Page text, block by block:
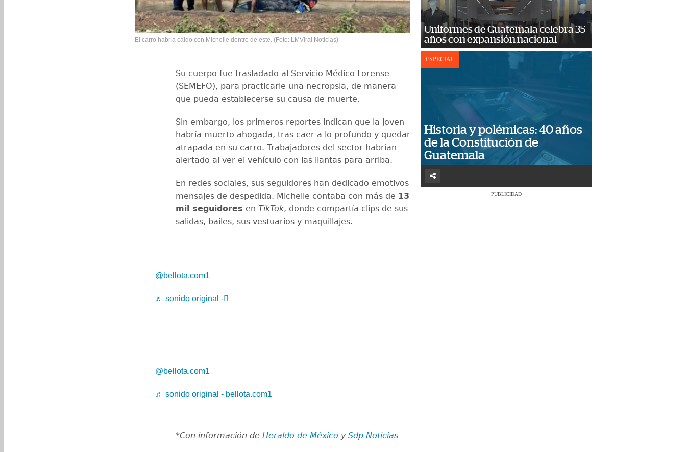
El carro habría caido con Michelle dentro de este. (Foto: LMViral Noticias)
Su cuerpo fue trasladado al Servicio Médico Forense
(SEMEFO), para practicarle una necropsia, de manera
que pueda establecerse su causa de muerte.
Sin embargo, los primeros reportes indican que la joven
habría muerto ahogada, tras caer a lo profundo y quedar
atrapada en su carro. Trabajadores del sector habrían
alertado al ver el vehículo con las llantas para arriba.
En redes sociales, sus seguidores han dedicado emotivos
mensajes de despedida. Michelle contaba con más de 13
mil seguidores en TikTok, donde compartía clips de sus
salidas, bailes, sus vestuarios y maquillajes.
@bellota.com1
♬ sonido original - ً
@bellota.com1
♬ sonido original - bellota.com1
*Con información de Heraldo de México y Sdp Noticias
Uniformes de Guatemala celebra 35
años con expansión nacional
ESPECIAL
Historia y polémicas: 40 años
de la Constitución de
Guatemala
PUBLICIDAD